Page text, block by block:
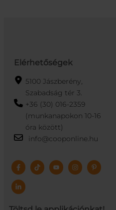
Elérhetőségek
5100 Jászberény,
Szabadság tér 3.
+36 (30) 016-2359
(munkanapokon 10-16
óra között)
info@cooponline.hu